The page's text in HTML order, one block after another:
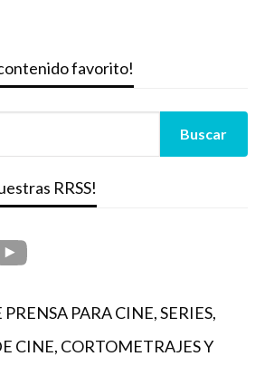
favorito!
RRSS!
PARA CINE, SERIES,
CINE, CORTOMETRAJES Y